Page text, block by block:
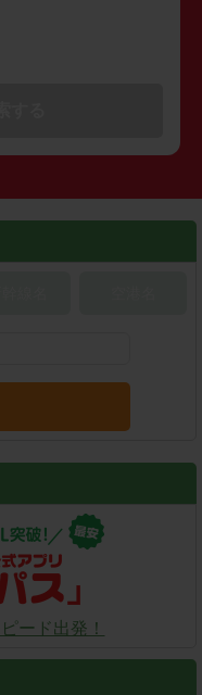
ード出発！